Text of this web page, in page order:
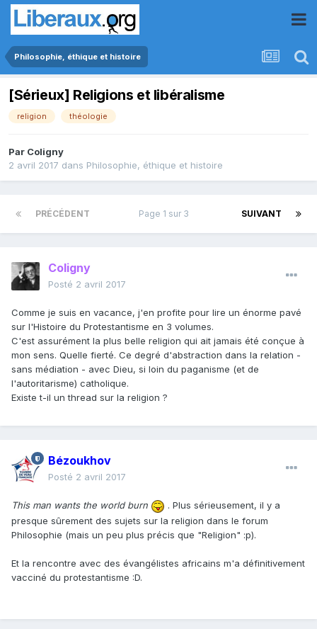
Philosophie, éthique et histoire
[Sérieux] Religions et libéralisme
religion théologie
Par Coligny
2 avril 2017 dans Philosophie, éthique et histoire
PRÉCÉDENT SUIVANT
Page 1 sur 3
Coligny
Posté 2 avril 2017
Comme je suis en vacance, j'en profite pour lire un énorme pavé
sur l'Histoire du Protestantisme en 3 volumes.
C'est assurément la plus belle religion qui ait jamais été conçue à
mon sens. Quelle fierté. Ce degré d'abstraction dans la relation -
sans médiation - avec Dieu, si loin du paganisme (et de
l'autoritarisme) catholique.
Existe t-il un thread sur la religion ?
Bézoukhov
Posté 2 avril 2017
This man wants the world burn
. Plus sérieusement, il y a
presque sûrement des sujets sur la religion dans le forum
Philosophie (mais un peu plus précis que "Religion" :p).
Et la rencontre avec des évangélistes africains m'a définitivement
vacciné du protestantisme :D.